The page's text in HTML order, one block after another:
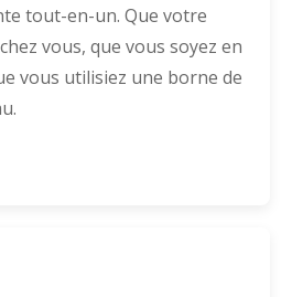
tout-en-un. Que votre
vous, que vous soyez en
vous utilisiez une borne de